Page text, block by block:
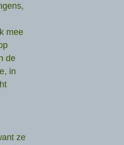
mee
de
in
ze